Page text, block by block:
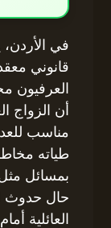
في
قانوني
العرفيون
أن الزواج
مناسب
طياته
بمسائل
حال حدوث
العائلية